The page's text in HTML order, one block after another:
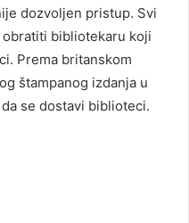
dozvoljen pristup. Svi
bibliotekaru koji
Prema britanskom
štampanog izdanja u
se dostavi biblioteci.